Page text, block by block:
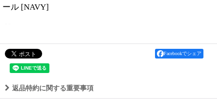
ール [NAVY]
Facebookでシェア
返品特約に関する重要事項